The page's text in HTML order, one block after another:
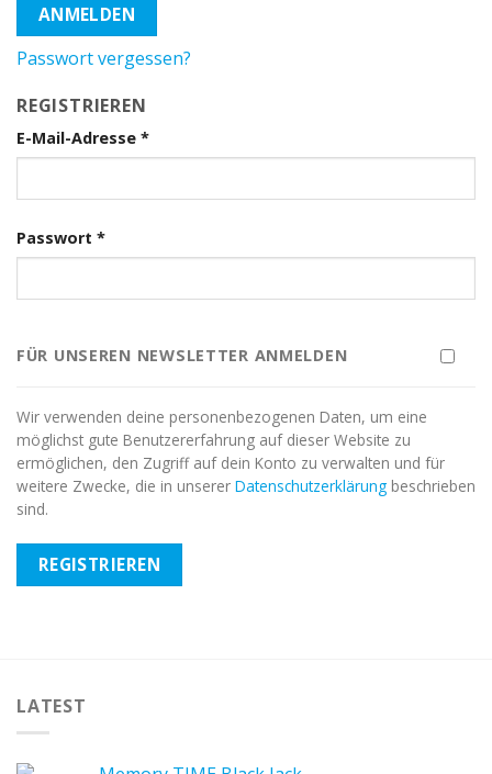
ANMELDEN
Passwort vergessen?
REGISTRIEREN
E-Mail-Adresse *
Passwort *
FÜR UNSEREN NEWSLETTER ANMELDEN
Wir verwenden deine personenbezogenen Daten, um eine
möglichst gute Benutzererfahrung auf dieser Website zu
ermöglichen, den Zugriff auf dein Konto zu verwalten und für
weitere Zwecke, die in unserer Datenschutzerklärung beschrieben
sind.
REGISTRIEREN
LATEST